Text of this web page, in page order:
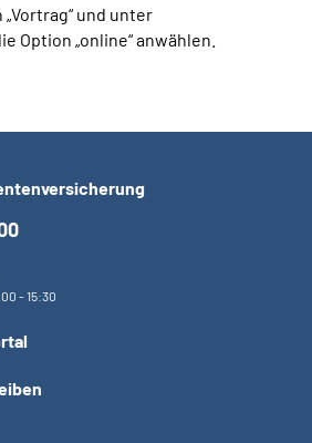
„Vortrag“ und unter
Option „online“ anwählen.
- 15:30